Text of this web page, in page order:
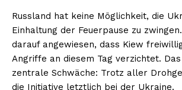
Russland hat keine Möglichkeit, die
Einhaltung der Feuerpause zu
darauf angewiesen, dass Kiew
Angriffe an diesem Tag verzichtet.
zentrale Schwäche: Trotz aller
die Initiative letztlich bei der Ukraine.